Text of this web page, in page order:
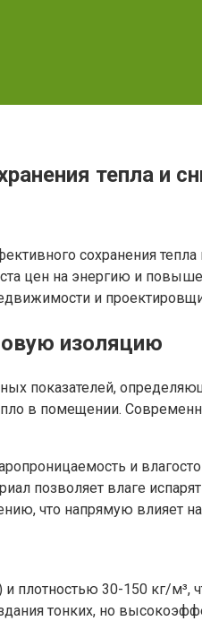
тепла и
сохранения
цен на энергию и
и
изоляцию
показателей,
в помещении.
и
позволяет влаге
что напрямую влияет
плотностью 30-150 кг/
тонких, но